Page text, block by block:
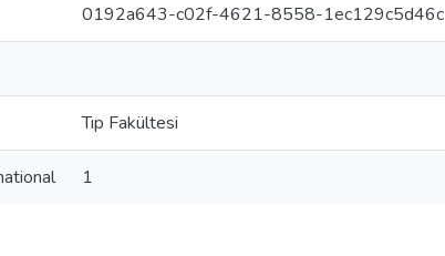
0192a643-c02f-4621-8558-1ec129c5d46c
Tıp Fakültesi
1